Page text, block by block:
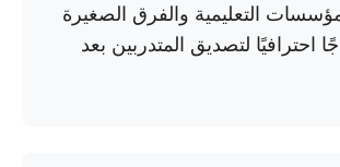
التعليمية والفرق الصغيرة
احترافيًا لتصديق المتدربين بعد